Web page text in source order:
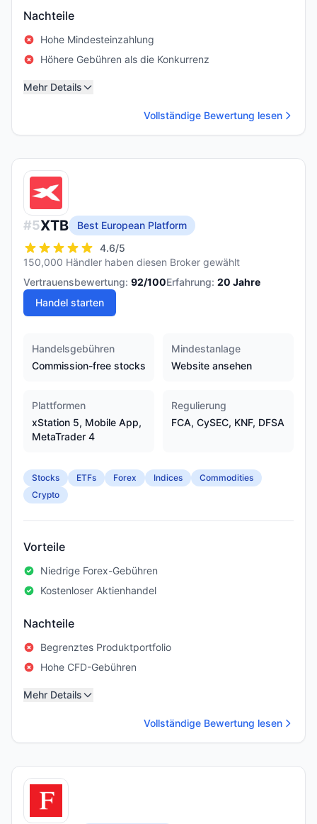
Nachteile
Hohe Mindesteinzahlung
Höhere Gebühren als die Konkurrenz
Mehr Details
Vollständige Bewertung lesen
#5XTB
Best European Platform
4.6/5
150,000 Händler haben diesen Broker gewählt
Vertrauensbewertung: 92/100Erfahrung: 20 Jahre
Handel starten
Handelsgebühren
Commission-free stocks
Mindestanlage
Website ansehen
Plattformen
xStation 5, Mobile App,
MetaTrader 4
Regulierung
FCA, CySEC, KNF, DFSA
Stocks ETFs Forex Indices
Commodities
Crypto
Vorteile
Niedrige Forex-Gebühren
Kostenloser Aktienhandel
Nachteile
Begrenztes Produktportfolio
Hohe CFD-Gebühren
Mehr Details
Vollständige Bewertung lesen